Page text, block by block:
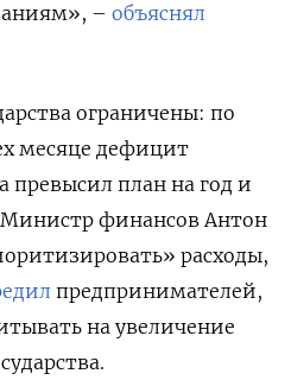
– объяснял
ограничены: по
месяце дефицит
превысил план на год и
Министр финансов Антон
расходы,
предпринимателей,
на увеличение